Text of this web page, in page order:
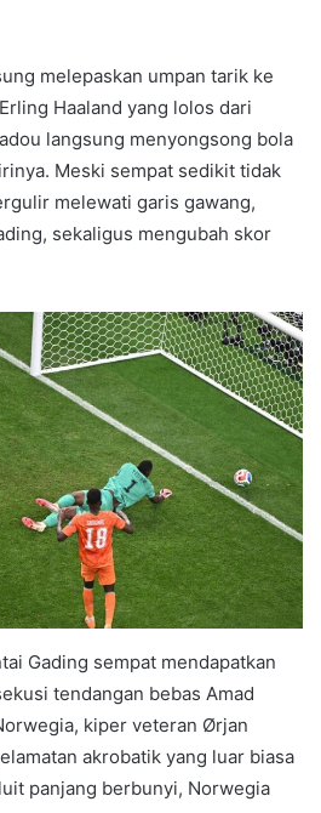
melepaskan umpan tarik ke
Haaland yang lolos dari
langsung menyongsong bola
Meski sempat sedikit tidak
melewati garis gawang,
sekaligus mengubah skor
Gading sempat mendapatkan
tendangan bebas Amad
kiper veteran Ørjan
akrobatik yang luar biasa
panjang berbunyi, Norwegia